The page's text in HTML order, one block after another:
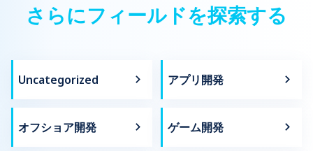
さらにフィールドを探索する
Uncategorized アプリ開発
オフショア開発 ゲーム開発